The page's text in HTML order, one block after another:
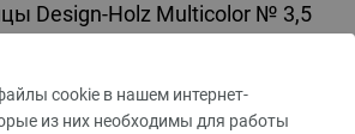
cookie в нашем интернет-
из них необходимы для работы
Design-Holz Multicolor № 3,5
Design-Holz Multicolor № 3,5 длина 80
см